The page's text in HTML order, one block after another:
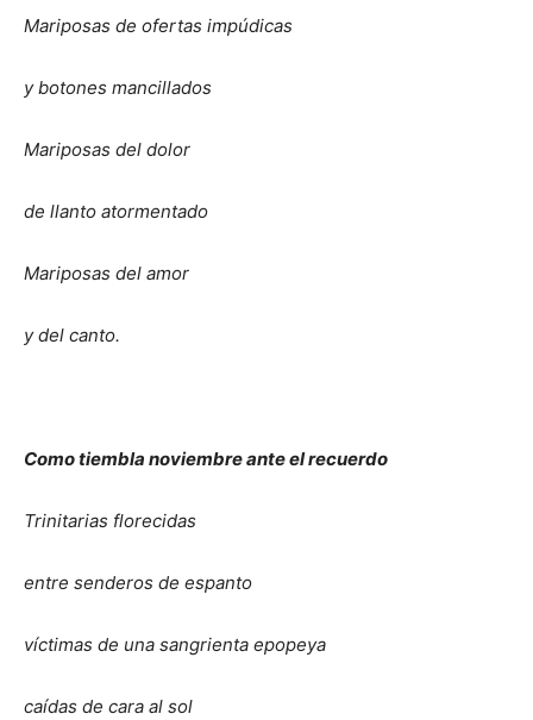
Mariposas de ofertas impúdicas
y botones mancillados
Mariposas del dolor
de llanto atormentado
Mariposas del amor
y del canto.
Como tiembla noviembre ante el recuerdo
Trinitarias florecidas
entre senderos de espanto
víctimas de una sangrienta epopeya
caídas de cara al sol